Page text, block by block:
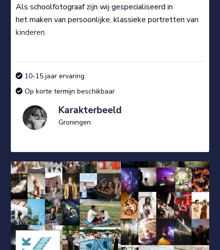
Als schoolfotograaf zijn wij gespecialiseerd in
het maken van persoonlijke, klassieke portretten van
kinderen.
10-15 jaar ervaring
Op korte termijn beschikbaar
Karakterbeeld
Groningen